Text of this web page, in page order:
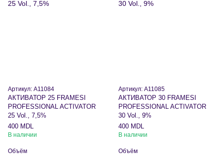
Артикул: A11084
АКТИВАТОР 25 FRAMESI
PROFESSIONAL ACTIVATOR
25 Vol., 7,5%
400 MDL
В наличии
Объём
Артикул: A11085
АКТИВАТОР 30 FRAMESI
PROFESSIONAL ACTIVATOR
30 Vol., 9%
400 MDL
В наличии
Объём